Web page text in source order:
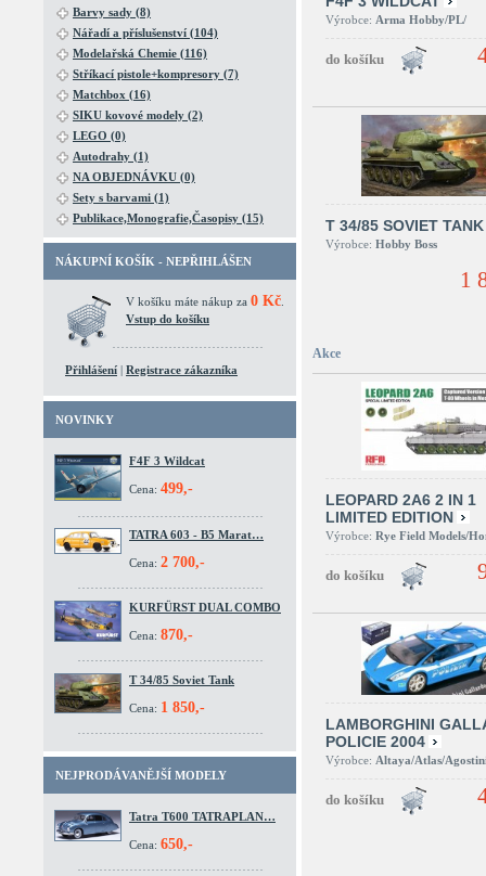
Barvy sady (8)
Nářadí a příslušenství (104)
Modelařská Chemie (116)
Stříkací pistole+kompresory (7)
Matchbox (16)
SIKU kovové modely (2)
LEGO (0)
Autodrahy (1)
NA OBJEDNÁVKU (0)
Sety s barvami (1)
Publikace,Monografie,Časopisy (15)
NÁKUPNÍ KOŠÍK - NEPŘIHLÁŠEN
V košíku máte nákup za 0 Kč
Vstup do košíku
Přihlášení | Registrace zákazníka
NOVINKY
F4F 3 Wildcat
Cena: 499,-
TATRA 603 - B5 Marat…
Cena: 2 700,-
KURFÜRST DUAL COMBO
Cena: 870,-
T 34/85 Soviet Tank
Cena: 1 850,-
NEJPRODÁVANĚJŠÍ MODELY
Tatra T600 TATRAPLAN…
Cena: 650,-
Výrobce: Arma Hobby/PL/
T 34/85 SOVIET TANK
Výrobce: Hobby Boss
1
Akce
LEOPARD 2A6 2 IN 1
LIMITED EDITION
Výrobce: Rye Field Models/
LAMBORGHINI
POLICIE 2004
Výrobce: Altaya/Atlas/